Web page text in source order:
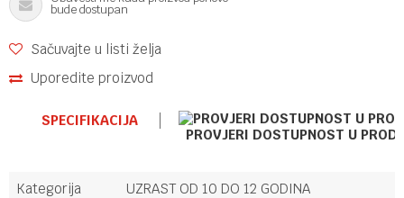
bude dostupan
Sačuvajte u listi želja
Uporedite proizvod
SPECIFIKACIJA
PROVJERI DOSTUPNOST U
Kategorija
UZRAST OD 10 DO 12 GODINA